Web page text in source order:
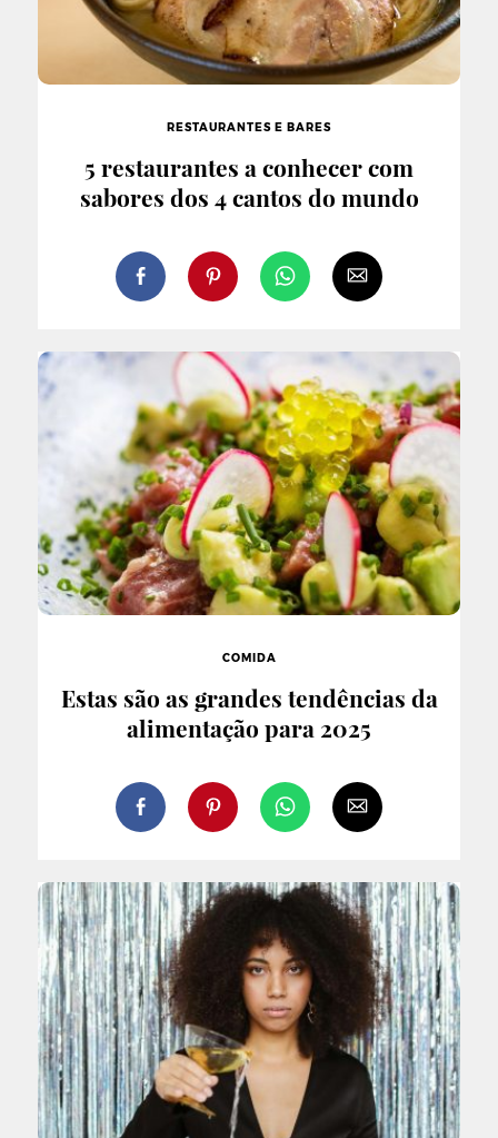
RESTAURANTES E BARES
5 restaurantes a conhecer com
sabores dos 4 cantos do mundo
COMIDA
Estas são as grandes tendências da
alimentação para 2025